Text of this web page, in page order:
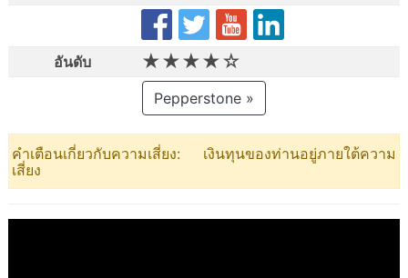
อันดับ ★★★★☆
Pepperstone »
คำเตือนเกี่ยวกับความเสี่ยง: เงินทุนของท่านอยู่ภายใต้ความ
เสี่ยง